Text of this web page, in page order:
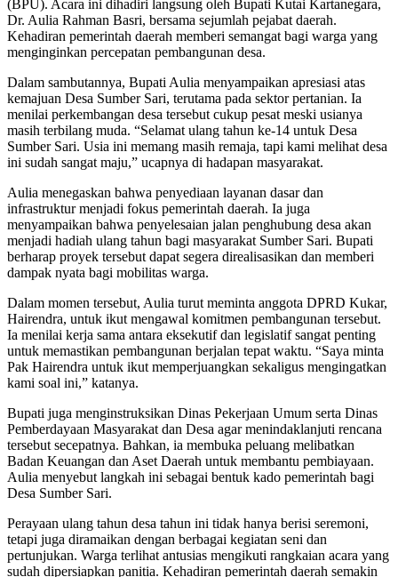
(BPU). Acara ini dihadiri langsung oleh Bupati Kutai Kartanegara,
Dr. Aulia Rahman Basri, bersama sejumlah pejabat daerah.
Kehadiran pemerintah daerah memberi semangat bagi warga yang
menginginkan percepatan pembangunan desa.
Dalam sambutannya, Bupati Aulia menyampaikan apresiasi atas
kemajuan Desa Sumber Sari, terutama pada sektor pertanian. Ia
menilai perkembangan desa tersebut cukup pesat meski usianya
masih terbilang muda. “Selamat ulang tahun ke-14 untuk Desa
Sumber Sari. Usia ini memang masih remaja, tapi kami melihat desa
ini sudah sangat maju,” ucapnya di hadapan masyarakat.
Aulia menegaskan bahwa penyediaan layanan dasar dan
infrastruktur menjadi fokus pemerintah daerah. Ia juga
menyampaikan bahwa penyelesaian jalan penghubung desa akan
menjadi hadiah ulang tahun bagi masyarakat Sumber Sari. Bupati
berharap proyek tersebut dapat segera direalisasikan dan memberi
dampak nyata bagi mobilitas warga.
Dalam momen tersebut, Aulia turut meminta anggota DPRD Kukar,
Hairendra, untuk ikut mengawal komitmen pembangunan tersebut.
Ia menilai kerja sama antara eksekutif dan legislatif sangat penting
untuk memastikan pembangunan berjalan tepat waktu. “Saya minta
Pak Hairendra untuk ikut memperjuangkan sekaligus mengingatkan
kami soal ini,” katanya.
Bupati juga menginstruksikan Dinas Pekerjaan Umum serta Dinas
Pemberdayaan Masyarakat dan Desa agar menindaklanjuti rencana
tersebut secepatnya. Bahkan, ia membuka peluang melibatkan
Badan Keuangan dan Aset Daerah untuk membantu pembiayaan.
Aulia menyebut langkah ini sebagai bentuk kado pemerintah bagi
Desa Sumber Sari.
Perayaan ulang tahun desa tahun ini tidak hanya berisi seremoni,
tetapi juga diramaikan dengan berbagai kegiatan seni dan
pertunjukan. Warga terlihat antusias mengikuti rangkaian acara yang
sudah dipersiapkan panitia. Kehadiran pemerintah daerah semakin